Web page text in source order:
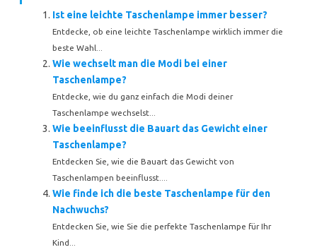
Ist eine leichte Taschenlampe immer besser?
Entdecke, ob eine leichte Taschenlampe wirklich immer die
beste Wahl...
Wie wechselt man die Modi bei einer
Taschenlampe?
Entdecke, wie du ganz einfach die Modi deiner
Taschenlampe wechselst...
Wie beeinflusst die Bauart das Gewicht einer
Taschenlampe?
Entdecken Sie, wie die Bauart das Gewicht von
Taschenlampen beeinflusst....
Wie finde ich die beste Taschenlampe für den
Nachwuchs?
Entdecken Sie, wie Sie die perfekte Taschenlampe für Ihr
Kind...